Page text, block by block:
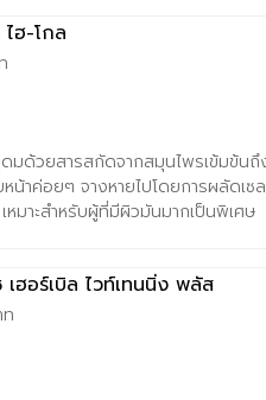
ไฮ-โกล
ดมด้วยสารสกัดจากสมุนไพรเข้มข้น
หน้าค่อยๆ จางหายไปโดยการผลัดเ
หมาะสำหรับผู้ที่มีผิวมันมากเป็นพิเศษ
เฮอร์เบิล ไวท์เทนนิ่ง พลัส
ท